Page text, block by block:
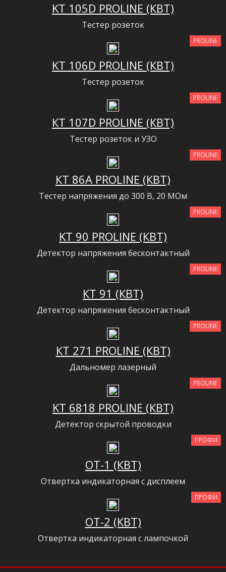
KT 105D PROLINE (КВТ)
Тестер розеток
PROLINE
KT 106D PROLINE (КВТ)
Тестер розеток
PROLINE
КТ 107D PROLINE (КВТ)
Тестер розеток и УЗО
PROLINE
КТ 86А PROLINE (КВТ)
Тестер напряжения до 300 В, 20 МОм
PROLINE
KT 90 PROLINE (КВТ)
Детектор напряжения бесконтактный
PROLINE
КТ 91 (КВТ)
Детектор напряжения бесконтактный
PROLINE
КТ 271 PROLINE (КВТ)
Дальномер лазерный
PROLINE
KT 6818 PROLINE (КВТ)
Детектор скрытой проводки
ПРОФИ
ОТ-1 (КВТ)
Отвертка индикаторная с дисплеем
ПРОФИ
ОТ-2 (КВТ)
Отвертка индикаторная с лампочкой